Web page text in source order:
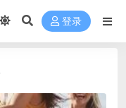
登录